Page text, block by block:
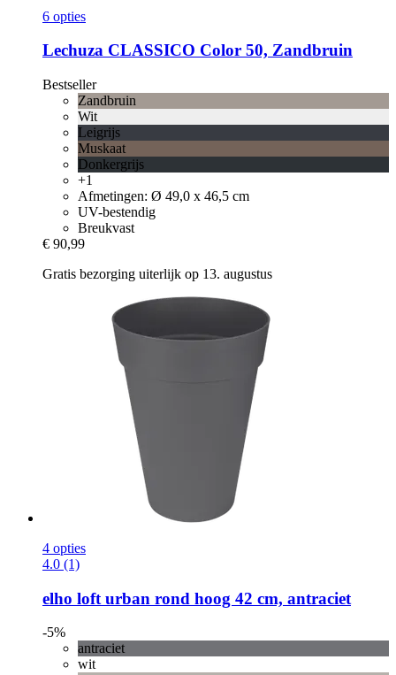
6 opties
Lechuza CLASSICO Color 50, Zandbruin
Bestseller
Zandbruin
Wit
Leigrijs
Muskaat
Donkergrijs
+1
Afmetingen: Ø 49,0 x 46,5 cm
UV-bestendig
Breukvast
€ 90,99
Gratis bezorging uiterlijk op 13. augustus
4 opties
4.0 (1)
elho loft urban rond hoog 42 cm, antraciet
-5%
antraciet
wit